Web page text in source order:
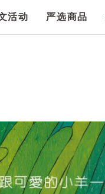
活动 严选商品